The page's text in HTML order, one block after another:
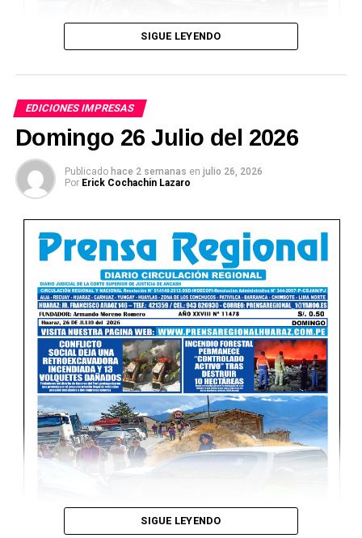
SIGUE LEYENDO
EDICIONES IMPRESAS
Domingo 26 Julio del 2026
Publicado hace 2 semanas en julio 26, 2026
Por Erick Cochachin Lazaro
SIGUE LEYENDO